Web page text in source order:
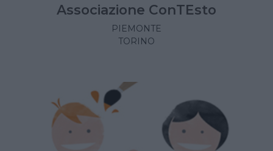
Associazione ConTEsto
PIEMONTE
TORINO